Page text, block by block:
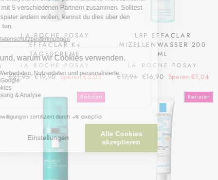
LA ROCHE POSAY
EFFACLAR K+
TAGESCREME
LA ROCHE POSAY
Normaler
Preis
€21,95 Sonderpreis
€19,90 Sparen €2,05
LRP EFFACLAR
MIZELLENWASSER 200
ML
LA ROCHE POSAY
Normaler
€17,94 Sonderpreis
€16,90 Sparen €1,04
Reduziert Reduziert